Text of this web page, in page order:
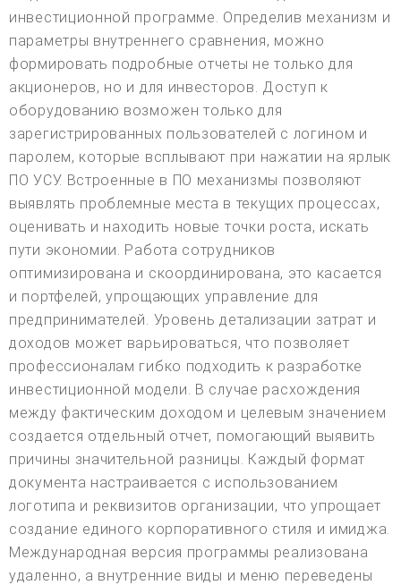
инвестиционной программе. Определив механизм и
параметры внутреннего сравнения, можно
формировать подробные отчеты не только для
акционеров, но и для инвесторов. Доступ к
оборудованию возможен только для
зарегистрированных пользователей с логином и
паролем, которые всплывают при нажатии на ярлык
ПО УСУ. Встроенные в ПО механизмы позволяют
выявлять проблемные места в текущих процессах,
оценивать и находить новые точки роста, искать
пути экономии. Работа сотрудников
оптимизирована и скоординирована, это касается
и портфелей, упрощающих управление для
предпринимателей. Уровень детализации затрат и
доходов может варьироваться, что позволяет
профессионалам гибко подходить к разработке
инвестиционной модели. В случае расхождения
между фактическим доходом и целевым значением
создается отдельный отчет, помогающий выявить
причины значительной разницы. Каждый формат
документа настраивается с использованием
логотипа и реквизитов организации, что упрощает
создание единого корпоративного стиля и имиджа.
Международная версия программы реализована
удаленно, а внутренние виды и меню переведены